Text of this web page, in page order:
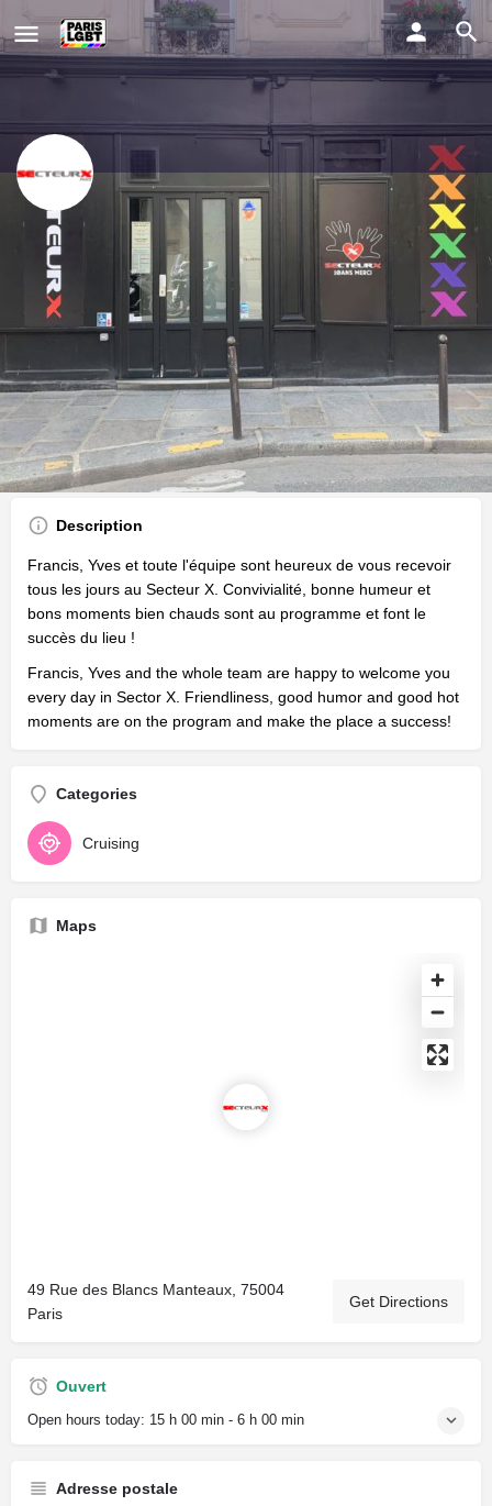
SecteurX
Convivialité, bonne humeur et bons moments bien chauds
Get directions
Details Evènements 0
Website Share Report
Description
Francis, Yves et toute l'équipe sont heureux de vous recevoir
tous les jours au Secteur X. Convivialité, bonne humeur et
bons moments bien chauds sont au programme et font le
succès du lieu !
Francis, Yves and the whole team are happy to welcome you
every day in Sector X. Friendliness, good humor and good hot
moments are on the program and make the place a success!
Categories
Cruising
Maps
49 Rue des Blancs Manteaux, 75004
Paris
Get Directions
Ouvert
Open hours today: 15 h 00 min - 6 h 00 min
Adresse postale